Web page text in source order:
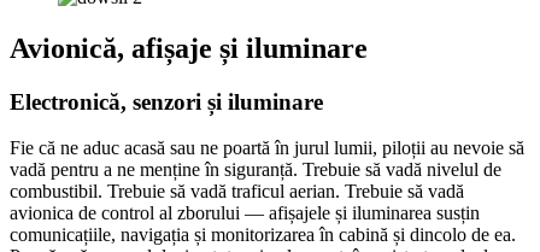
Avionică, afișaje și iluminare
Electronică, senzori și iluminare
Fie că ne aduc acasă sau ne poartă în jurul lumii, piloții au nevoie să
vadă pentru a ne menține în siguranță. Trebuie să vadă nivelul de
combustibil. Trebuie să vadă traficul aerian. Trebuie să vadă
avionica de control al zborului — afișajele și iluminarea susțin
comunicațiile, navigația și monitorizarea în cabină și dincolo de ea.